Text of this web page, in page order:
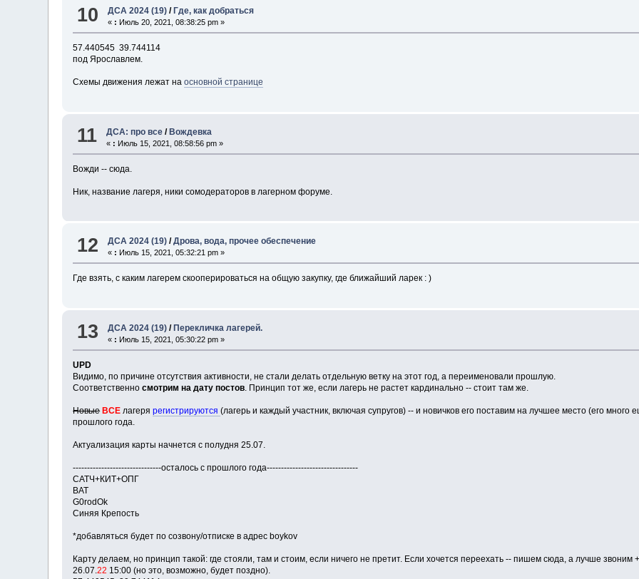
10 ДСА 2024 (19) / Где, как добраться
« : Июль 20, 2021, 08:38:25 pm »
57.440545 39.744114
под Ярославлем.
Схемы движения лежат наосновной странице
11 ДСА: про все /Вождевка
« : Июль 15, 2021, 08:58:56 pm »
Вожди -- сюда.
Ник, название лагеря, ники сомодераторов в лагерном форуме.
12 ДСА 2024 (19) /Дрова, вода, прочее обеспечение
« : Июль 15, 2021, 05:32:21 pm »
Где взять, с каким лагерем скооперироваться на общую закупку, где ближайший ларек : )
13 ДСА 2024 (19) /Перекличка лагерей.
« : Июль 15, 2021, 05:30:22 pm »
UPD
Видимо, по причине отсутствия активности, не стали делать отдельную ветку на этот год, а переименовали прошлую.
Соответственносмотрим на дату постов . Принцип тот же, если лагерь не растет кардинально -- стоит там же.
Новые ВСЕ лагеря регистрируются(лагерь и каждый участник, включая супругов) -- и новичков его поставим на лучшее место (его много
прошлого года.
Актуализация карты начнется с полудня 25.07.
-------------------------------осталось с прошлого года--------------------------------
САТЧ+КИТ+ОПГ
BAT
G0rodOk
Синяя Крепость
*добавляться будет по созвону/отписке в адрес boykov
Карту делаем, но принцип такой: где стояли, там и стоим, если ничего не претит. Если хочется переехать -- пишем сюда, а лучше звоним
26.07.22 15:00 (но это, возможно, будет поздно).